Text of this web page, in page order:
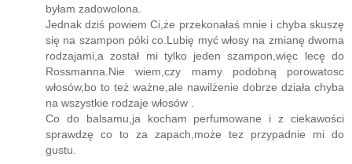
byłam zadowolona.
Jednak dziś powiem Ci,że przekonałaś mnie i chyba skuszę
się na szampon póki co.Lubię myć włosy na zmianę dwoma
rodzajami,a został mi tylko jeden szampon,więc lecę do
Rossmanna.Nie wiem,czy mamy podobną porowatosc
włosów,bo to też ważne,ale nawilżenie dobrze działa chyba
na wszystkie rodzaje włosów .
Co do balsamu,ja kocham perfumowane i z ciekawości
sprawdzę co to za zapach,może tez przypadnie mi do
gustu.